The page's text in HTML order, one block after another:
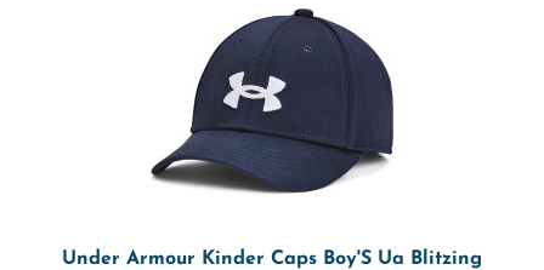
Under Armour Kinder Caps Boy'S Ua Blitzing